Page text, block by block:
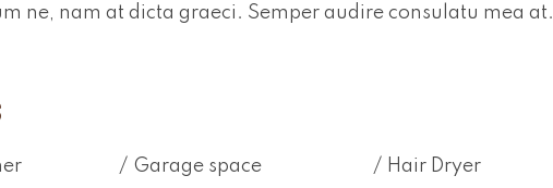
ne, nam at dicta graeci. Semper audire consulatu mea at.
Garage space
Hair Dryer